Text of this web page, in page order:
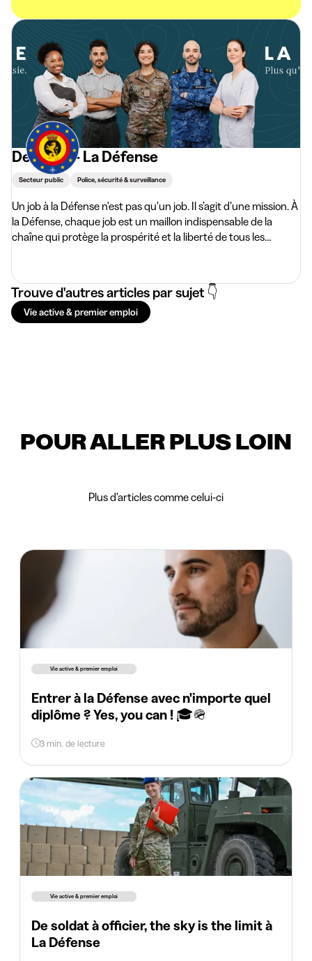
Defensie - La Défense
Secteur public Police, sécurité & surveillance
Un job à la Défense n'est pas qu'un job. Il s’agit d’une mission. À
la Défense, chaque job est un maillon indispensable de la
chaîne qui protège la prospérité et la liberté de tous les
Trouve d'autres articles par sujet 👇
Vie active & premier emploi
POUR ALLER PLUS LOIN
Plus d'articles comme celui-ci
Vie active & premier emploi
Entrer à la Défense avec n'importe quel
diplôme ? Yes, you can ! 🎓🪖
3 min. de lecture
Vie active & premier emploi
De soldat à officier, the sky is the limit à
La Défense